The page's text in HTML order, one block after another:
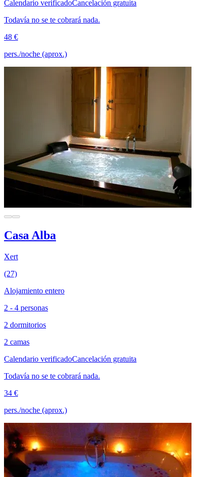
Calendario verificadoCancelación gratuita
Todavía no se te cobrará nada.
48 €
pers./noche (aprox.)
Casa Alba
Xert
(27)
Alojamiento entero
2 - 4 personas
2 dormitorios
2 camas
Calendario verificadoCancelación gratuita
Todavía no se te cobrará nada.
34 €
pers./noche (aprox.)